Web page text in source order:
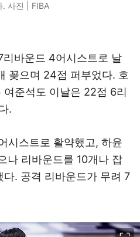
. 사진 | FIBA
리바운드 4어시스트로 날
꽂으며 24점 퍼부었다. 호
준석도 이날은 22점 6리
.
시스트로 활약했고, 하윤
나 리바운드를 10개나 잡
다. 공격 리바운드가 무려 7